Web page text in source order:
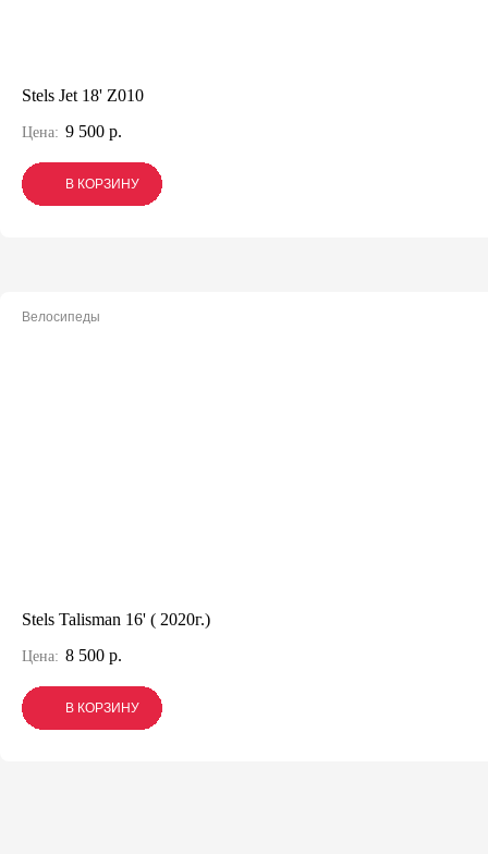
Stels Jet 18' Z010
Цена: 9 500 р.
В КОРЗИНУ
В КОРЗИНУ
В КОРЗИНУ
Велосипеды
Stels Talisman 16' ( 2020г.)
Цена: 8 500 р.
В КОРЗИНУ
В КОРЗИНУ
В КОРЗИНУ